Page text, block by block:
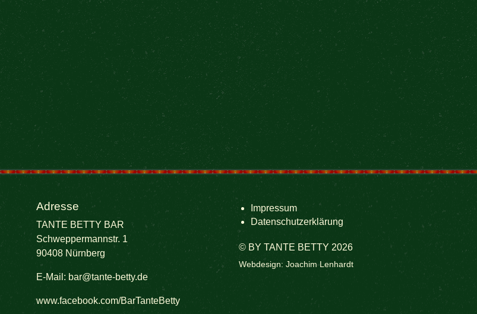
Adresse
TANTE BETTY BAR
Schweppermannstr. 1
90408 Nürnberg
E-Mail: bar@tante-betty.de
www.facebook.com/BarTanteBetty
Impressum
Datenschutzerklärung
© BY TANTE BETTY 2026
Webdesign: Joachim Lenhardt